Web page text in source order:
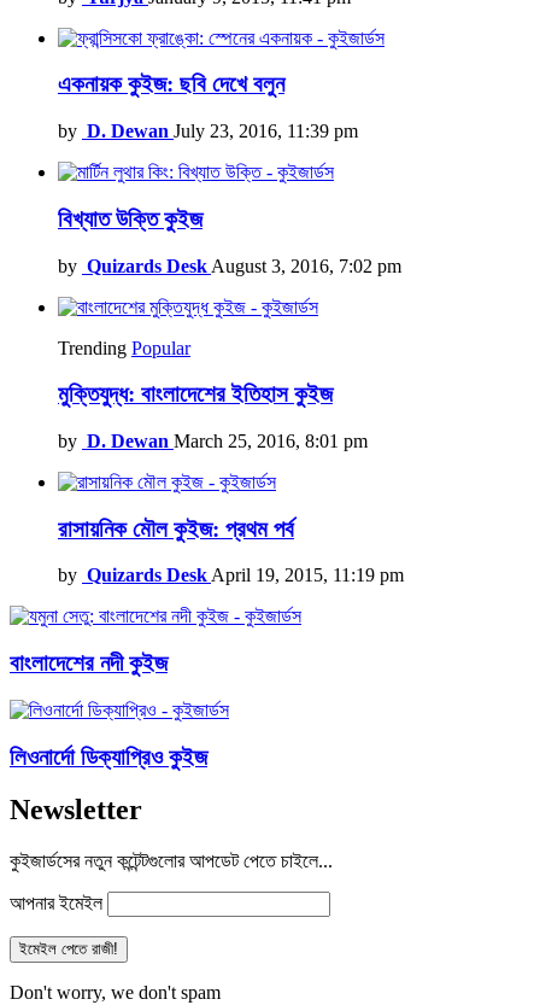
একনায়ক কুইজ: ছবি দেখে বলুন
by D. Dewan July 23, 2016, 11:39 pm
বিখ্যাত উক্তি কুইজ
by Quizards Desk August 3, 2016, 7:02 pm
Trending Popular
মুক্তিযুদ্ধ: বাংলাদেশের ইতিহাস কুইজ
by D. Dewan March 25, 2016, 8:01 pm
রাসায়নিক মৌল কুইজ: প্রথম পর্ব
by Quizards DeskApril 19, 2015, 11:19 pm
বাংলাদেশের নদী কুইজ
লিওনার্দো ডিক্যাপ্রিও কুইজ
Newsletter
কুইজার্ডসের নতুন কন্টেন্টগুলোর আপডেট পেতে চাইলে...
আপনার ইমেইল
Don't worry, we don't spam